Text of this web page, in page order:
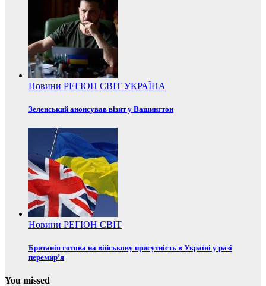
Новини РЕГІОН СВІТ УКРАЇНА
Зеленський анонсував візит у Вашингтон
Новини РЕГІОН СВІТ
Британія готова на військову присутність в Україні у разі
перемир’я
You missed